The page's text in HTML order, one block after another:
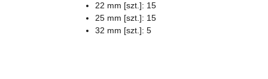
22 mm [szt.]: 15
25 mm [szt.]: 15
32 mm [szt.]: 5